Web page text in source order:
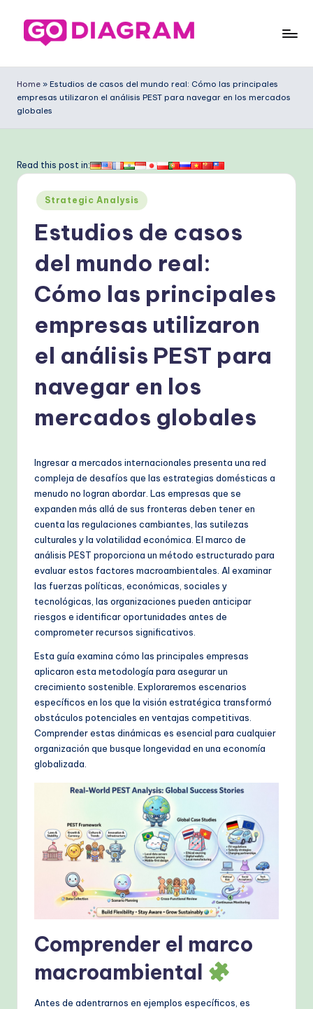
Saltar
o
D
ra
m
ni
A
W
o
fl
o
w
&
M
Home » Estudios de casos del mundo real: Cómo las principales
empresas utilizaron el análisis PEST para navegar en los mercados
globales
Read this post in:
Publicado
en
Strategic Analysis
Estudios de casos
del mundo real:
Cómo las principales
empresas utilizaron
el análisis PEST para
navegar en los
mercados globales
Ingresar a mercados internacionales presenta una red
compleja de desafíos que las estrategias domésticas a
menudo no logran abordar. Las empresas que se
expanden más allá de sus fronteras deben tener en
cuenta las regulaciones cambiantes, las sutilezas
culturales y la volatilidad económica. El marco de
análisis PEST proporciona un método estructurado para
evaluar estos factores macroambientales. Al examinar
las fuerzas políticas, económicas, sociales y
tecnológicas, las organizaciones pueden anticipar
riesgos e identificar oportunidades antes de
comprometer recursos significativos.
Esta guía examina cómo las principales empresas
aplicaron esta metodología para asegurar un
crecimiento sostenible. Exploraremos escenarios
específicos en los que la visión estratégica transformó
obstáculos potenciales en ventajas competitivas.
Comprender estas dinámicas es esencial para cualquier
organización que busque longevidad en una economía
globalizada.
Comprender el marco
macroambiental
Antes de adentrarnos en ejemplos específicos, es